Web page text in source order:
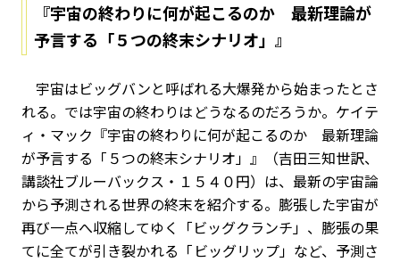
『宇宙の終わりに何が起こるのか 最新理論が
予言する「５つの終末シナリオ」』
宇宙はビッグバンと呼ばれる大爆発から始まったとさ
れる。では宇宙の終わりはどうなるのだろうか。ケイテ
ィ・マック『宇宙の終わりに何が起こるのか 最新理論
が予言する「５つの終末シナリオ」』（吉田三知世訳、
講談社ブルーバックス・１５４０円）は、最新の宇宙論
から予測される世界の終末を紹介する。膨張した宇宙が
再び一点へ収縮してゆく「ビッグクランチ」、膨張の果
てに全てが引き裂かれる「ビッグリップ」など、予測さ